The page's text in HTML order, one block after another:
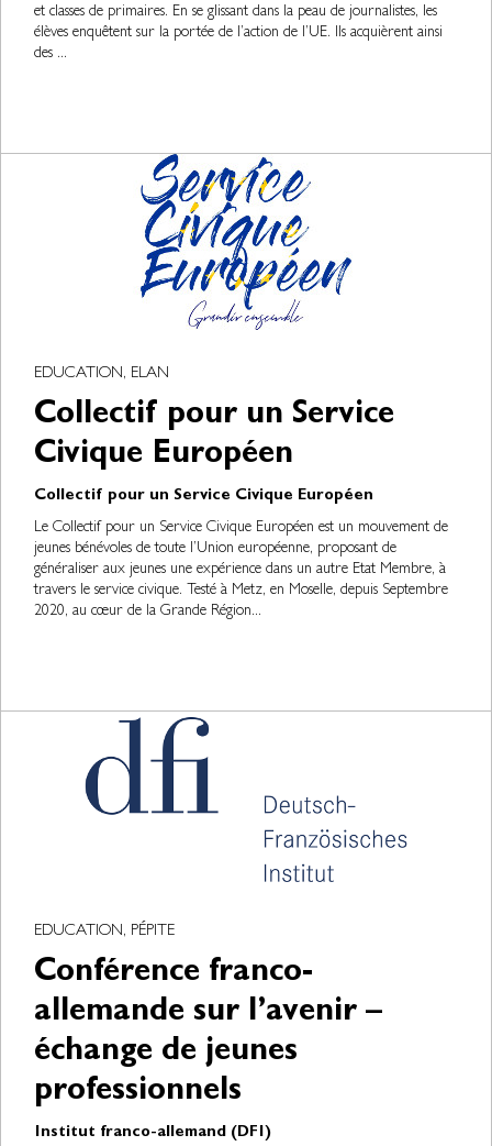
et classes de primaires. En se glissant dans la peau de journalistes, les
élèves enquêtent sur la portée de l’action de l’UE. Ils acquièrent ainsi
des ...
EDUCATION, ELAN
Collectif pour un Service
Civique Européen
Collectif pour un Service Civique Européen
Le Collectif pour un Service Civique Européen est un mouvement de
jeunes bénévoles de toute l’Union européenne, proposant de
généraliser aux jeunes une expérience dans un autre Etat Membre, à
travers le service civique. Testé à Metz, en Moselle, depuis Septembre
2020, au cœur de la Grande Région...
EDUCATION, PÉPITE
Conférence franco-
allemande sur l’avenir –
échange de jeunes
professionnels
Institut franco-allemand (DFI)